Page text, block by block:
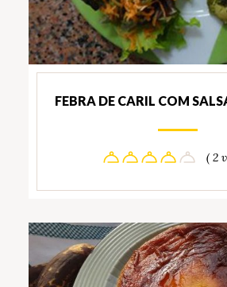
FEBRA DE CARIL COM
( 2